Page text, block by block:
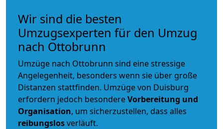
Wir sind die besten
Umzugsexperten für den Umzug
nach Ottobrunn
Umzüge nach Ottobrunn sind eine stressige
Angelegenheit, besonders wenn sie über große
Distanzen stattfinden. Umzüge von Duisburg
erfordern jedoch besondereVorbereitung und
Organisation, um sicherzustellen, dass alles
reibungslosverläuft.